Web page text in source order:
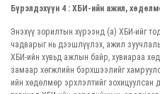
Бүрэлдэхүүн 4 : ХБИ-ийн ажил,
Энэхүү зорилтын хүрээнд (a) ХБИ-ийг
чадварыг нь дээшлүүлэх, ажил
ХБИ-ийн хувьд ажлын байр, хувиараа
замаар хөгжлийн бэрхшээлийг
ийн хөдөлмөр эрхлэлтийг